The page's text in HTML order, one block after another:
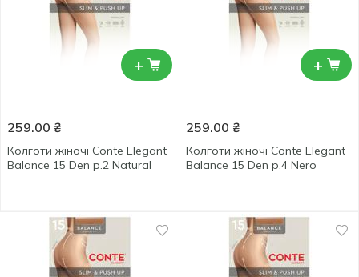
+
259.00 ₴
Колготи жіночі Conte Elegant
Balance 15 Den р.2 Natural
+
259.00 ₴
Колготи жіночі Conte Elegant
Balance 15 Den р.4 Nero